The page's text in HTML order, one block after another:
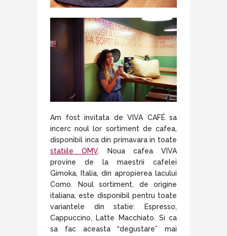
Am fost invitata de VIVA CAFÉ sa
incerc noul lor sortiment de cafea,
disponibil inca din primavara in toate
statiile OMV. Noua cafea VIVA
provine de la maestrii cafelei
Gimoka, Italia, din apropierea lacului
Como. Noulsortiment, de origine
italiana, este disponibil pentru toate
variantele din statie: Espresso,
Cappuccino, Latte Macchiato. Si ca
sa fac aceasta “degustare” mai